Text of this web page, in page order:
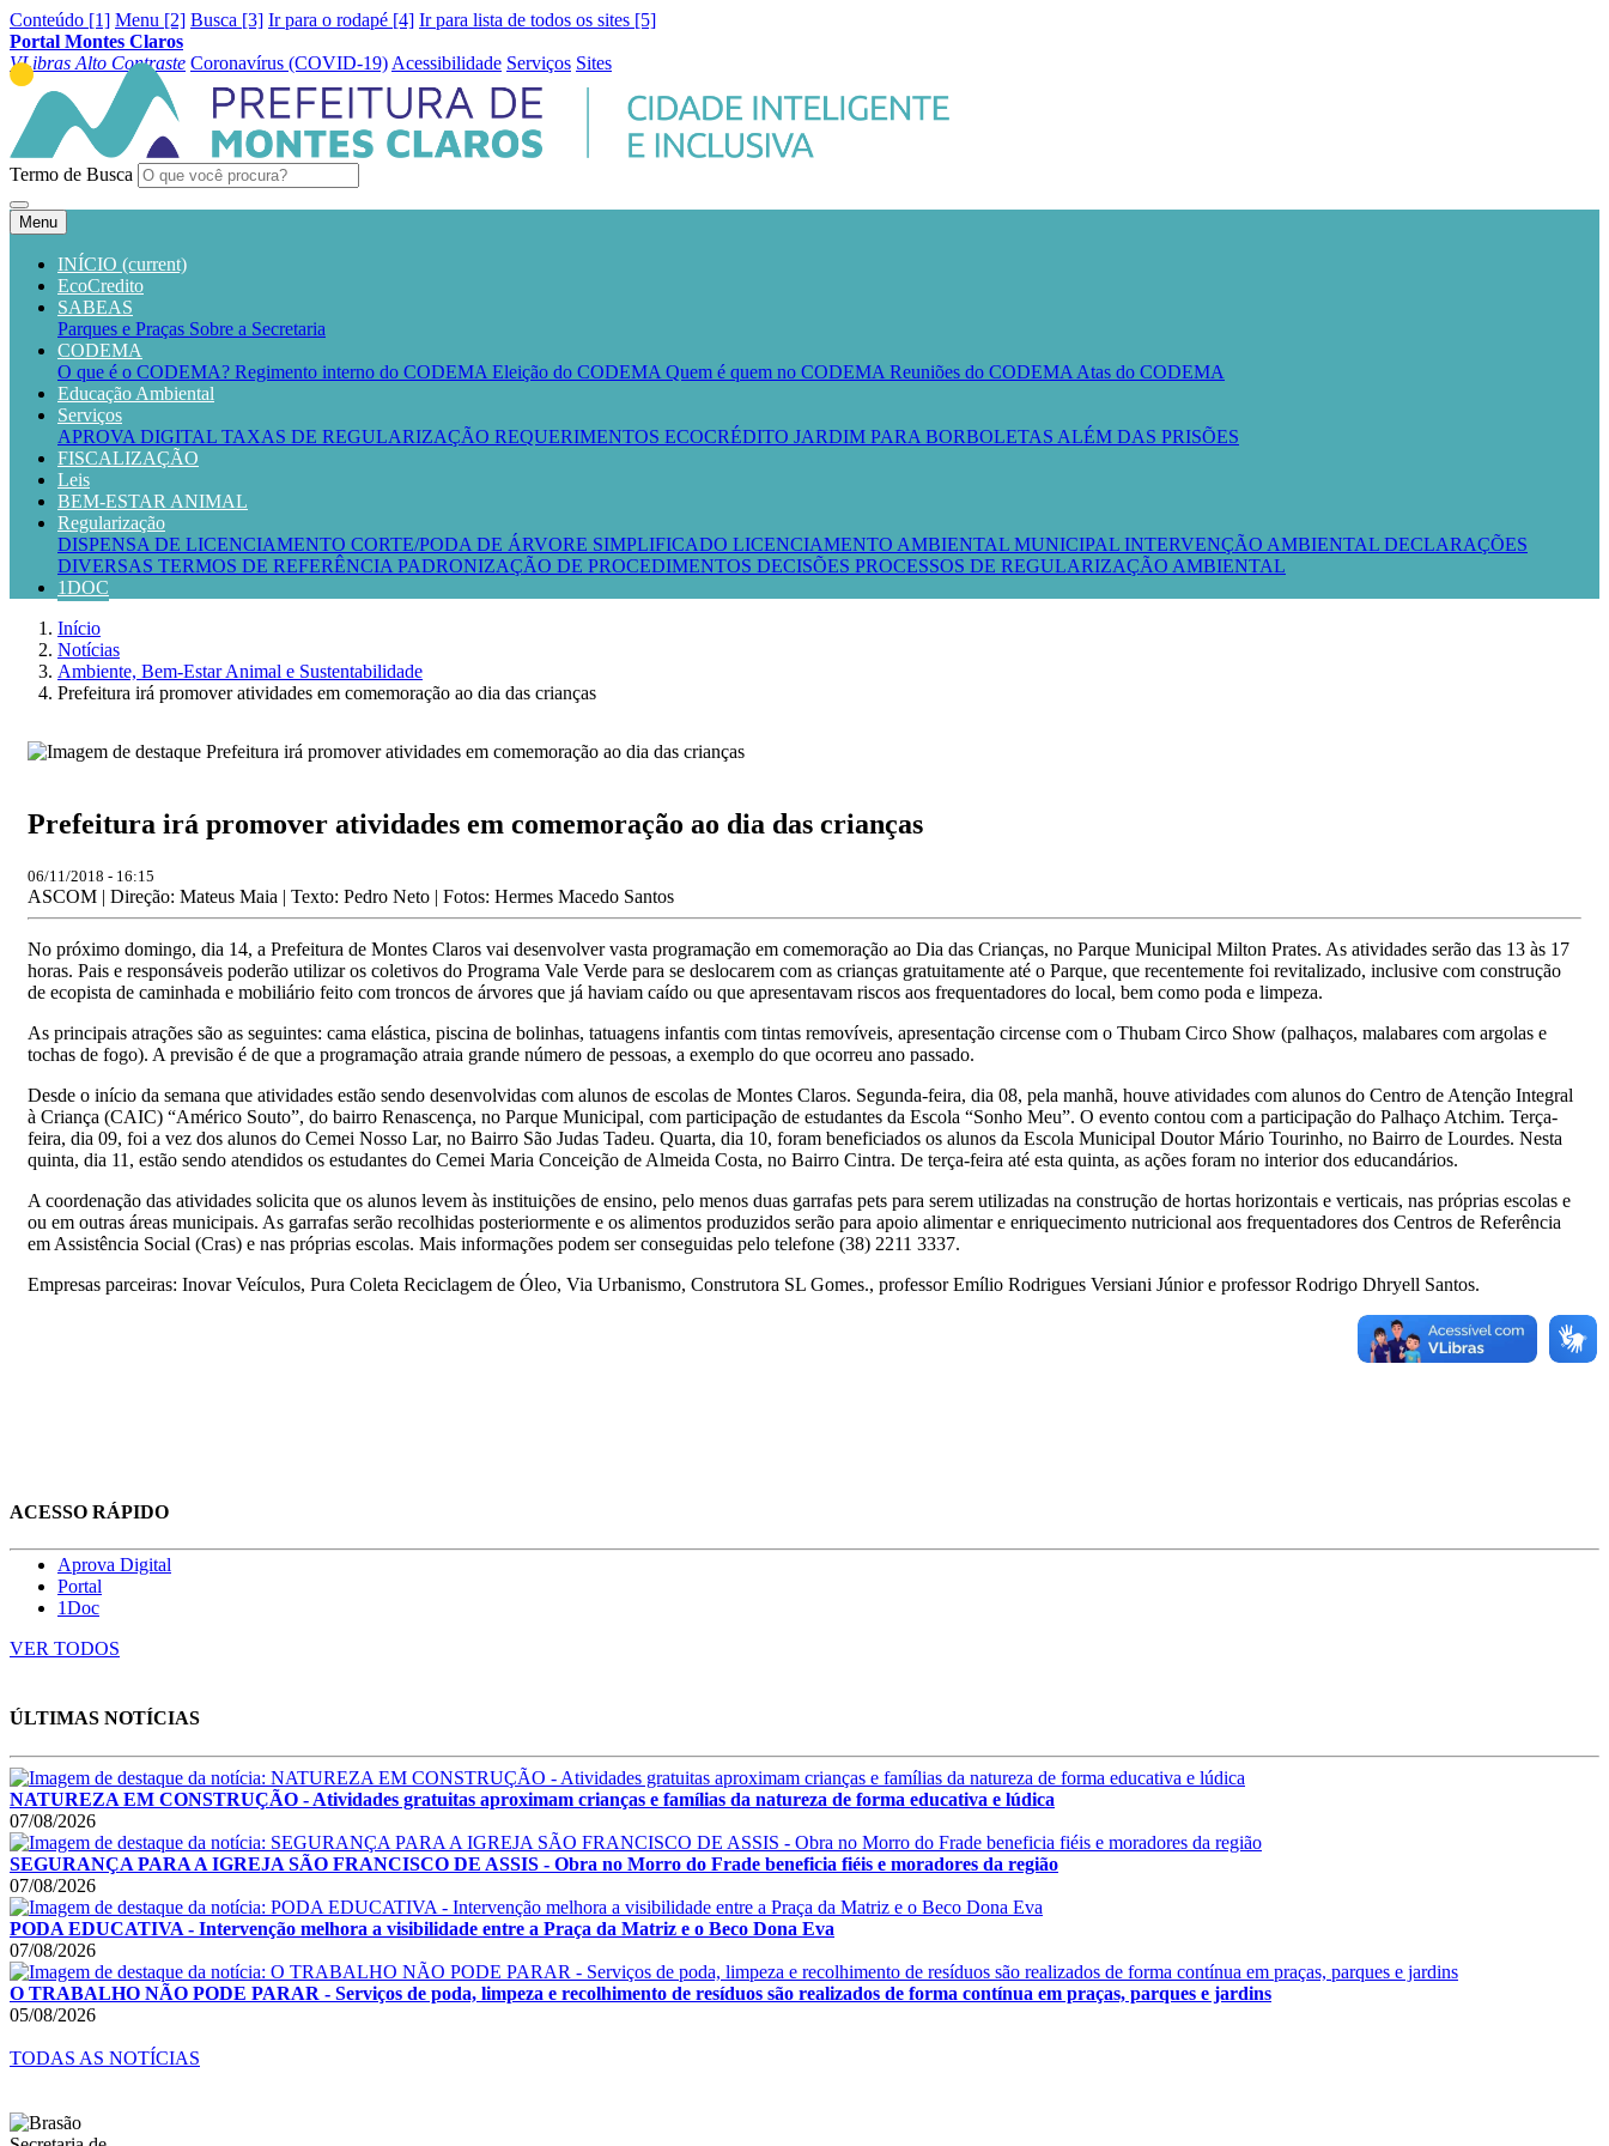
Conteúdo [1] Menu [2] Busca [3] Ir para o rodapé [4] Ir para lista de todos os sites [5]
Portal Montes Claros
VLibras Alto Contraste Coronavírus (COVID-19) Acessibilidade Serviços Sites
Termo de Busca
Menu
INÍCIO (current)
EcoCredito
SABEAS
Parques e Praças Sobre a Secretaria
CODEMA
O que é o CODEMA? Regimento interno do CODEMA Eleição do CODEMA Quem é quem no CODEMA Reuniões do CODEMA Atas do CODEMA
Educação Ambiental
Serviços
APROVA DIGITAL TAXAS DE REGULARIZAÇÃO REQUERIMENTOS ECOCRÉDITO JARDIM PARA BORBOLETAS ALÉM DAS PRISÕES
FISCALIZAÇÃO
Leis
BEM-ESTAR ANIMAL
Regularização
DISPENSA DE LICENCIAMENTO CORTE/PODA DE ÁRVORE SIMPLIFICADO LICENCIAMENTO AMBIENTAL MUNICIPAL INTERVENÇÃO AMBIENTAL DECLARAÇÕES
DIVERSAS TERMOS DE REFERÊNCIA PADRONIZAÇÃO DE PROCEDIMENTOS DECISÕES PROCESSOS DE REGULARIZAÇÃO AMBIENTAL
1DOC
Início
Notícias
Ambiente, Bem-Estar Animal e Sustentabilidade
Prefeitura irá promover atividades em comemoração ao dia das crianças
Prefeitura irá promover atividades em comemoração ao dia das crianças
06/11/2018 - 16:15
ASCOM | Direção: Mateus Maia | Texto: Pedro Neto | Fotos: Hermes Macedo Santos
No próximo domingo, dia 14, a Prefeitura de Montes Claros vai desenvolver vasta programação em comemoração ao Dia das Crianças, no Parque Municipal Milton Prates. As atividades serão das 13 às 17
horas. Pais e responsáveis poderão utilizar os coletivos do Programa Vale Verde para se deslocarem com as crianças gratuitamente até o Parque, que recentemente foi revitalizado, inclusive com construção
de ecopista de caminhada e mobiliário feito com troncos de árvores que já haviam caído ou que apresentavam riscos aos frequentadores do local, bem como poda e limpeza.
As principais atrações são as seguintes: cama elástica, piscina de bolinhas, tatuagens infantis com tintas removíveis, apresentação circense com o Thubam Circo Show (palhaços, malabares com argolas e
tochas de fogo). A previsão é de que a programação atraia grande número de pessoas, a exemplo do que ocorreu ano passado.
Desde o início da semana que atividades estão sendo desenvolvidas com alunos de escolas de Montes Claros. Segunda-feira, dia 08, pela manhã, houve atividades com alunos do Centro de Atenção Integral
à Criança (CAIC) “Américo Souto”, do bairro Renascença, no Parque Municipal, com participação de estudantes da Escola “Sonho Meu”. O evento contou com a participação do Palhaço Atchim. Terça-
feira, dia 09, foi a vez dos alunos do Cemei Nosso Lar, no Bairro São Judas Tadeu. Quarta, dia 10, foram beneficiados os alunos da Escola Municipal Doutor Mário Tourinho, no Bairro de Lourdes. Nesta
quinta, dia 11, estão sendo atendidos os estudantes do Cemei Maria Conceição de Almeida Costa, no Bairro Cintra. De terça-feira até esta quinta, as ações foram no interior dos educandários.
A coordenação das atividades solicita que os alunos levem às instituições de ensino, pelo menos duas garrafas pets para serem utilizadas na construção de hortas horizontais e verticais, nas próprias escolas e
ou em outras áreas municipais. As garrafas serão recolhidas posteriormente e os alimentos produzidos serão para apoio alimentar e enriquecimento nutricional aos frequentadores dos Centros de Referência
em Assistência Social (Cras) e nas próprias escolas. Mais informações podem ser conseguidas pelo telefone (38) 2211 3337.
Empresas parceiras: Inovar Veículos, Pura Coleta Reciclagem de Óleo, Via Urbanismo, Construtora SL Gomes., professor Emílio Rodrigues Versiani Júnior e professor Rodrigo Dhryell Santos.
ACESSO RÁPIDO
Aprova Digital
Portal
1Doc
VER TODOS
ÚLTIMAS NOTÍCIAS
NATUREZA EM CONSTRUÇÃO - Atividades gratuitas aproximam crianças e famílias da natureza de forma educativa e lúdica
07/08/2026
SEGURANÇA PARA A IGREJA SÃO FRANCISCO DE ASSIS - Obra no Morro do Frade beneficia fiéis e moradores da região
07/08/2026
PODA EDUCATIVA - Intervenção melhora a visibilidade entre a Praça da Matriz e o Beco Dona Eva
07/08/2026
O TRABALHO NÃO PODE PARAR - Serviços de poda, limpeza e recolhimento de resíduos são realizados de forma contínua em praças, parques e jardins
05/08/2026
TODAS AS NOTÍCIAS